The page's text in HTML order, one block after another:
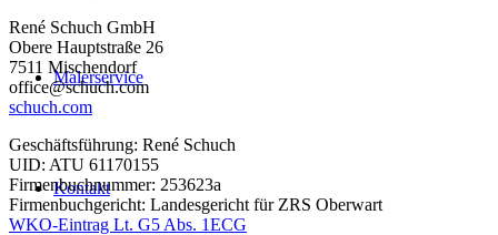
Malerservice
Kontakt
René Schuch GmbH
Obere Hauptstraße 26
7511 Mischendorf
office@schuch.com
schuch.com
Geschäftsführung: René Schuch
UID: ATU 61170155
Firmenbuchnummer: 253623a
Firmenbuchgericht: Landesgericht für ZRS Oberwart
WKO-Eintrag Lt. G5 Abs. 1ECG